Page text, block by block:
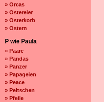
» Orcas
» Ostereier
» Osterkorb
» Ostern
P wie Paula
» Paare
» Pandas
» Panzer
» Papageien
» Peace
» Peitschen
» Pfeile